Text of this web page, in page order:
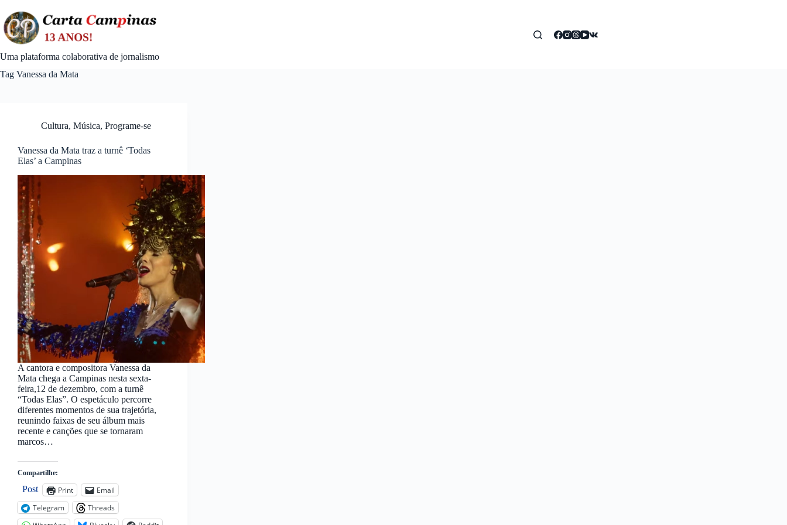
content
Uma plataforma colaborativa de jornalismo
Tag Vanessa da Mata
Cultura, Música, Programe-se
Vanessa da Mata traz a turnê ‘Todas
Elas’ a Campinas
A cantora e compositora Vanessa da
Mata chega a Campinas nesta sexta-
feira,12 de dezembro, com a turnê
“Todas Elas”. O espetáculo percorre
diferentes momentos de sua trajetória,
reunindo faixas de seu álbum mais
recente e canções que se tornaram
marcos…
Compartilhe:
Post Print
Email
Telegram
Threads